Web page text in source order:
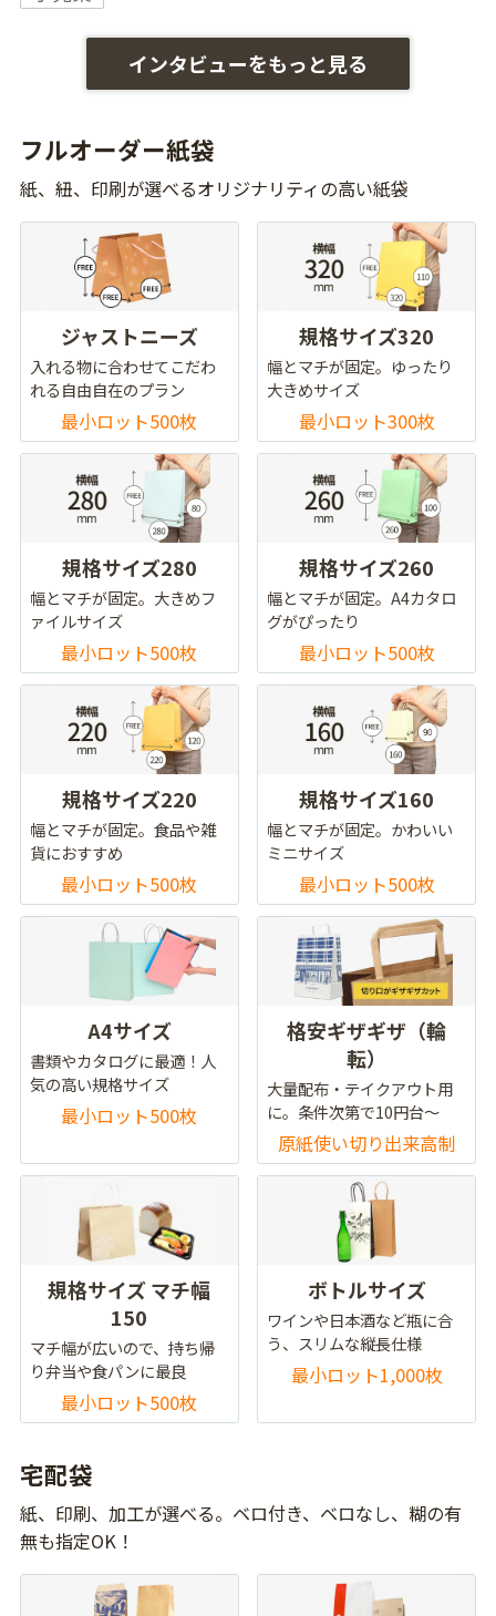
インタビューをもっと見る
フルオーダー紙袋
紙、紐、印刷が選べるオリジナリティの高い紙袋
ジャストニーズ
入れる物に合わせてこだわ
れる自由自在のプラン
最小ロット500枚
規格サイズ320
幅とマチが固定。ゆったり
大きめサイズ
最小ロット300枚
規格サイズ280
幅とマチが固定。大きめフ
ァイルサイズ
最小ロット500枚
規格サイズ260
幅とマチが固定。A4カタロ
グがぴったり
最小ロット500枚
規格サイズ220
幅とマチが固定。食品や雑
貨におすすめ
最小ロット500枚
規格サイズ160
幅とマチが固定。かわいい
ミニサイズ
最小ロット500枚
A4サイズ
書類やカタログに最適！人
気の高い規格サイズ
最小ロット500枚
格安ギザギザ（輪
転）
大量配布・テイクアウト用
に。条件次第で10円台～
原紙使い切り出来高制
規格サイズ マチ幅
150
マチ幅が広いので、持ち帰
り弁当や食パンに最良
最小ロット500枚
ボトルサイズ
ワインや日本酒など瓶に合
う、スリムな縦長仕様
最小ロット1,000枚
宅配袋
紙、印刷、加工が選べる。ベロ付き、ベロなし、糊の有
無も指定OK！